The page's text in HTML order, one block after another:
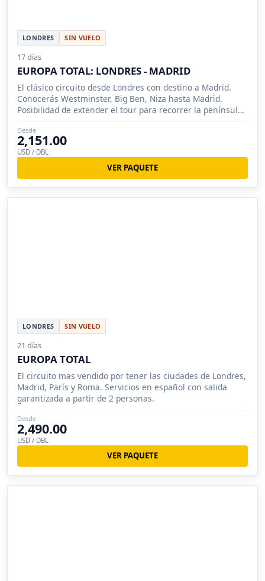
LONDRES SIN VUELO
17 días
EUROPA TOTAL: LONDRES - MADRID
El clásico circuito desde Londres con destino a Madrid.
Conocerás Westminster, Big Ben, Niza hasta Madrid.
Posibilidad de extender el tour para recorrer la península
Desde
2,151.00
USD / DBL
VER PAQUETE
LONDRES SIN VUELO
21 días
EUROPA TOTAL
El circuito mas vendido por tener las ciudades de Londres,
Madrid, París y Roma. Servicios en español con salida
garantizada a partir de 2 personas.
Desde
2,490.00
USD / DBL
VER PAQUETE